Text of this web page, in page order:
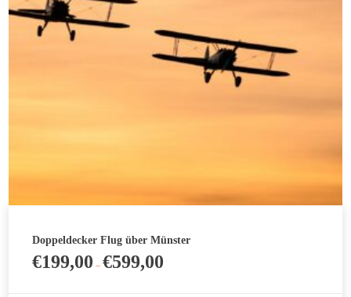
auf
Produktseite
Doppeldecker Flug über Münster
€199,00 –€599,00